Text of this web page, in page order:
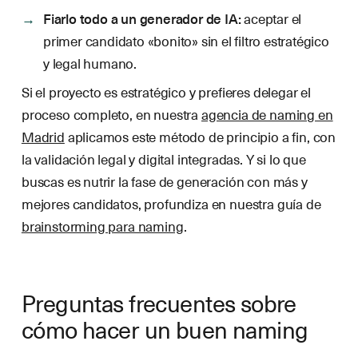
Fiarlo todo a un generador de IA:aceptar el
primer candidato «bonito» sin el filtro estratégico
y legal humano.
Si el proyecto es estratégico y prefieres delegar el
proceso completo, en nuestraagencia de naming en
Madridaplicamos este método de principio a fin, con
la validación legal y digital integradas. Y si lo que
buscas es nutrir la fase de generación con más y
mejores candidatos, profundiza en nuestra guía de
brainstorming para naming.
Preguntas frecuentes sobre
cómo hacer un buen naming